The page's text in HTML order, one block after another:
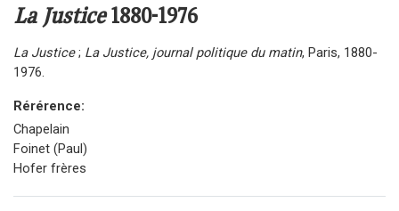
La Justice1880-1976
La Justice; La Justice, journal politique du matin, Paris, 1880-
1976.
Rérérence:
Chapelain
Foinet (Paul)
Hofer frères